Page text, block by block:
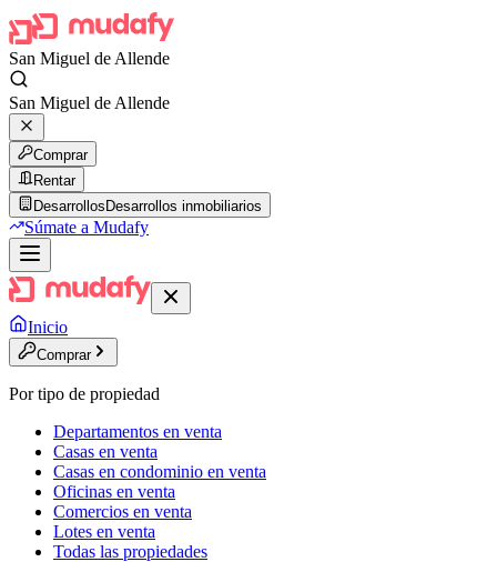
San Miguel de Allende
San Miguel de Allende
Comprar
Rentar
Desarrollos Desarrollos inmobiliarios
Súmate a Mudafy
Inicio
Comprar
Por tipo de propiedad
Departamentos en venta
Casas en venta
Casas en condominio en venta
Oficinas en venta
Comercios en venta
Lotes en venta
Todas las propiedades